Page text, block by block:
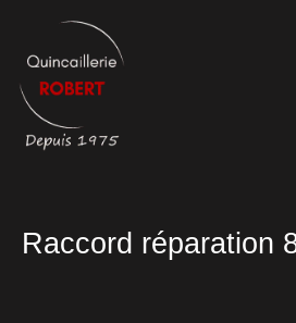
contenu
Raccord réparation